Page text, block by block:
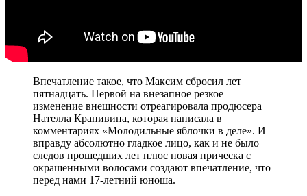
Впечатление такое, что Максим сбросил лет
пятнадцать. Первой на внезапное резкое
изменение внешности отреагировала продюсера
Нателла Крапивина, которая написала в
комментариях «Молодильные яблочки в деле». И
вправду абсолютно гладкое лицо, как и не было
следов прошедших лет плюс новая прическа с
окрашенными волосами создают впечатление, что
перед нами 17-летний юноша.